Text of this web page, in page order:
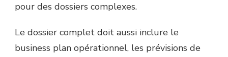
pour des dossiers complexes.
Le dossier complet doit aussi inclure le
business plan opérationnel, les prévisions de